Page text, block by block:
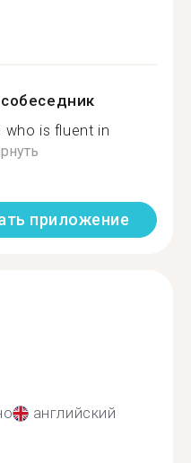
is fluent in
приложение
английский